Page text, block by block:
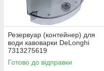
Резервуар (контейнер) для
води кавоварки DeLonghi
7313275619
Готово до відправки